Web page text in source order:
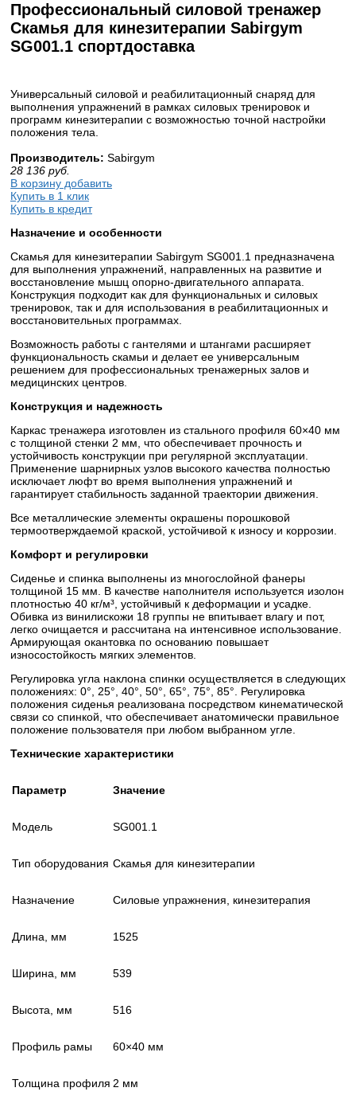
Профессиональный силовой тренажер
Скамья для кинезитерапии Sabirgym
SG001.1 спортдоставка
Универсальный силовой и реабилитационный снаряд для
выполнения упражнений в рамках силовых тренировок и
программ кинезитерапии с возможностью точной настройки
положения тела.
Производитель: Sabirgym
28 136 руб.
В корзину добавить
Купить в 1 клик
Купить в кредит
Назначение и особенности
Скамья для кинезитерапии Sabirgym SG001.1 предназначена
для выполнения упражнений, направленных на развитие и
восстановление мышц опорно-двигательного аппарата.
Конструкция подходит как для функциональных и силовых
тренировок, так и для использования в реабилитационных и
восстановительных программах.
Возможность работы с гантелями и штангами расширяет
функциональность скамьи и делает ее универсальным
решением для профессиональных тренажерных залов и
медицинских центров.
Конструкция и надежность
Каркас тренажера изготовлен из стального профиля 60×40 мм
с толщиной стенки 2 мм, что обеспечивает прочность и
устойчивость конструкции при регулярной эксплуатации.
Применение шарнирных узлов высокого качества полностью
исключает люфт во время выполнения упражнений и
гарантирует стабильность заданной траектории движения.
Все металлические элементы окрашены порошковой
термоотверждаемой краской, устойчивой к износу и коррозии.
Комфорт и регулировки
Сиденье и спинка выполнены из многослойной фанеры
толщиной 15 мм. В качестве наполнителя используется изолон
плотностью 40 кг/м³, устойчивый к деформации и усадке.
Обивка из винилискожи 18 группы не впитывает влагу и пот,
легко очищается и рассчитана на интенсивное использование.
Армирующая окантовка по основанию повышает
износостойкость мягких элементов.
Регулировка угла наклона спинки осуществляется в следующих
положениях: 0°, 25°, 40°, 50°, 65°, 75°, 85°. Регулировка
положения сиденья реализована посредством кинематической
связи со спинкой, что обеспечивает анатомически правильное
положение пользователя при любом выбранном угле.
Технические характеристики
Параметр Значение
Модель SG001.1
Тип оборудования Скамья для кинезитерапии
Назначение Силовые упражнения, кинезитерапия
Длина, мм 1525
Ширина, мм 539
Высота, мм 516
Профиль рамы 60×40 мм
Толщина профиля 2 мм